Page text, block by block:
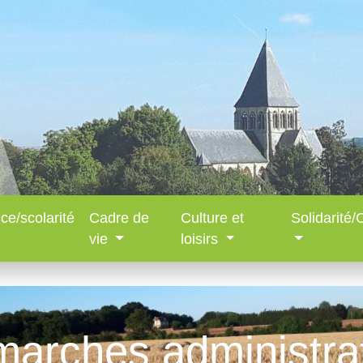
scolarité
Cadre de
vie
Culture et
loisirs
Solidarité/